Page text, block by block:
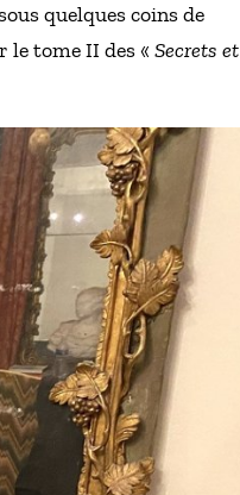
quelques coins de
le tome II des « Secrets et